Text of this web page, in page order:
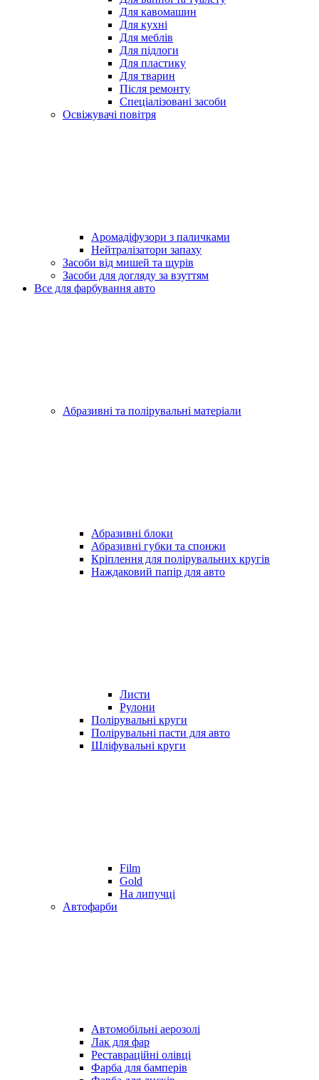
Для кавомашин
Для кухні
Для меблів
Для підлоги
Для пластику
Для тварин
Після ремонту
Спеціалізовані засоби
Освіжувачі повітря
Аромадіфузори з паличками
Нейтралізатори запаху
Засоби від мишей та щурів
Засоби для догляду за взуттям
Все для фарбування авто
Абразивні та полірувальні матеріали
Абразивні блоки
Абразивні губки та спонжи
Кріплення для полірувальних кругів
Наждаковий папір для авто
Листи
Рулони
Полірувальні круги
Полірувальні пасти для авто
Шліфувальні круги
Film
Gold
На липучці
Автофарби
Автомобільні аерозолі
Лак для фар
Реставраційні олівці
Фарба для бамперів